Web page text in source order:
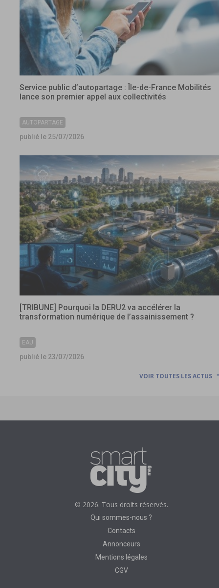
Service public d’autopartage : Île-de-France Mobilités
lance son premier appel aux collectivités
AUTOPARTAGE
publié le 25/07/2026
[TRIBUNE] Pourquoi la DERU2 va accélérer la
transformation numérique de l’assainissement ?
EAU
publié le 23/07/2026
VOIR TOUTES LES ACTUS
© 2026. Tous droits réservés.
Qui sommes-nous ?
Contacts
Annonceurs
Mentions légales
CGV